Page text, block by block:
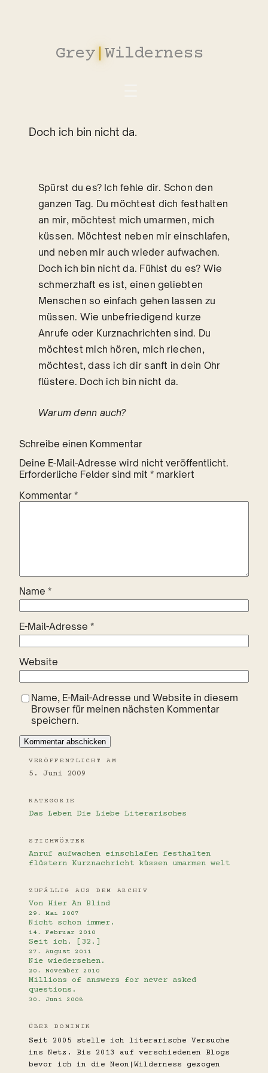
Grey|Wilderness
Doch ich bin nicht da.
Spürst du es? Ich fehle dir. Schon den
ganzen Tag. Du möchtest dich festhalten
an mir, möchtest mich umarmen, mich
küssen. Möchtest neben mir einschlafen,
und neben mir auch wieder aufwachen.
Doch ich bin nicht da. Fühlst du es? Wie
schmerzhaft es ist, einen geliebten
Menschen so einfach gehen lassen zu
müssen. Wie unbefriedigend kurze
Anrufe oder Kurznachrichten sind. Du
möchtest mich hören, mich riechen,
möchtest, dass ich dir sanft in dein Ohr
flüstere. Doch ich bin nicht da.
Warum denn auch?
Schreibe einen Kommentar
Deine E-Mail-Adresse wird nicht veröffentlicht.
Erforderliche Felder sind mit * markiert
Kommentar *
Name *
E-Mail-Adresse *
Website
Name, E-Mail-Adresse und Website in diesem
Browser für meinen nächsten Kommentar
speichern.
VERÖFFENTLICHT AM
5. Juni 2009
KATEGORIE
Das Leben Die Liebe Literarisches
STICHWÖRTER
Anruf aufwachen einschlafen festhalten
flüstern Kurznachricht küssen umarmen welt
ZUFÄLLIG AUS DEM ARCHIV
Von Hier An Blind
29. Mai 2007
Nicht schon immer.
14. Februar 2010
Seit ich. [32.]
27. August 2011
Nie wiedersehen.
20. November 2010
Millions of answers for never asked
questions.
30. Juni 2008
ÜBER DOMINIK
Seit 2005 stelle ich literarische Versuche
ins Netz. Bis 2013 auf verschiedenen Blogs
bevor ich in die Neon|Wilderness gezogen